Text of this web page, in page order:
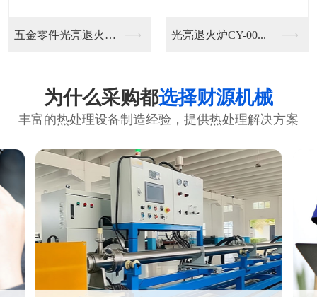
五金零件光亮退火炉C... 光亮退火炉CY-00...
为什么采购都选择财源机械
丰富的热处理设备制造经验，提供热处理解决方案